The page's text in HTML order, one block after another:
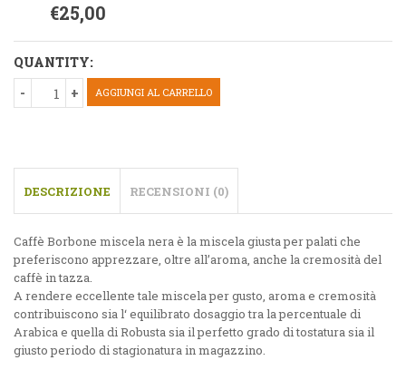
€25,00
QUANTITY:
AGGIUNGI AL CARRELLO
DESCRIZIONE RECENSIONI (0)
Caffè Borbone miscela nera è la miscela giusta per palati che
preferiscono apprezzare, oltre all’aroma, anche la cremosità del
caffè in tazza.
A rendere eccellente tale miscela per gusto, aroma e cremosità
contribuiscono sia l‘ equilibrato dosaggio tra la percentuale di
Arabica e quella di Robusta sia il perfetto grado di tostatura sia il
giusto periodo di stagionatura in magazzino.